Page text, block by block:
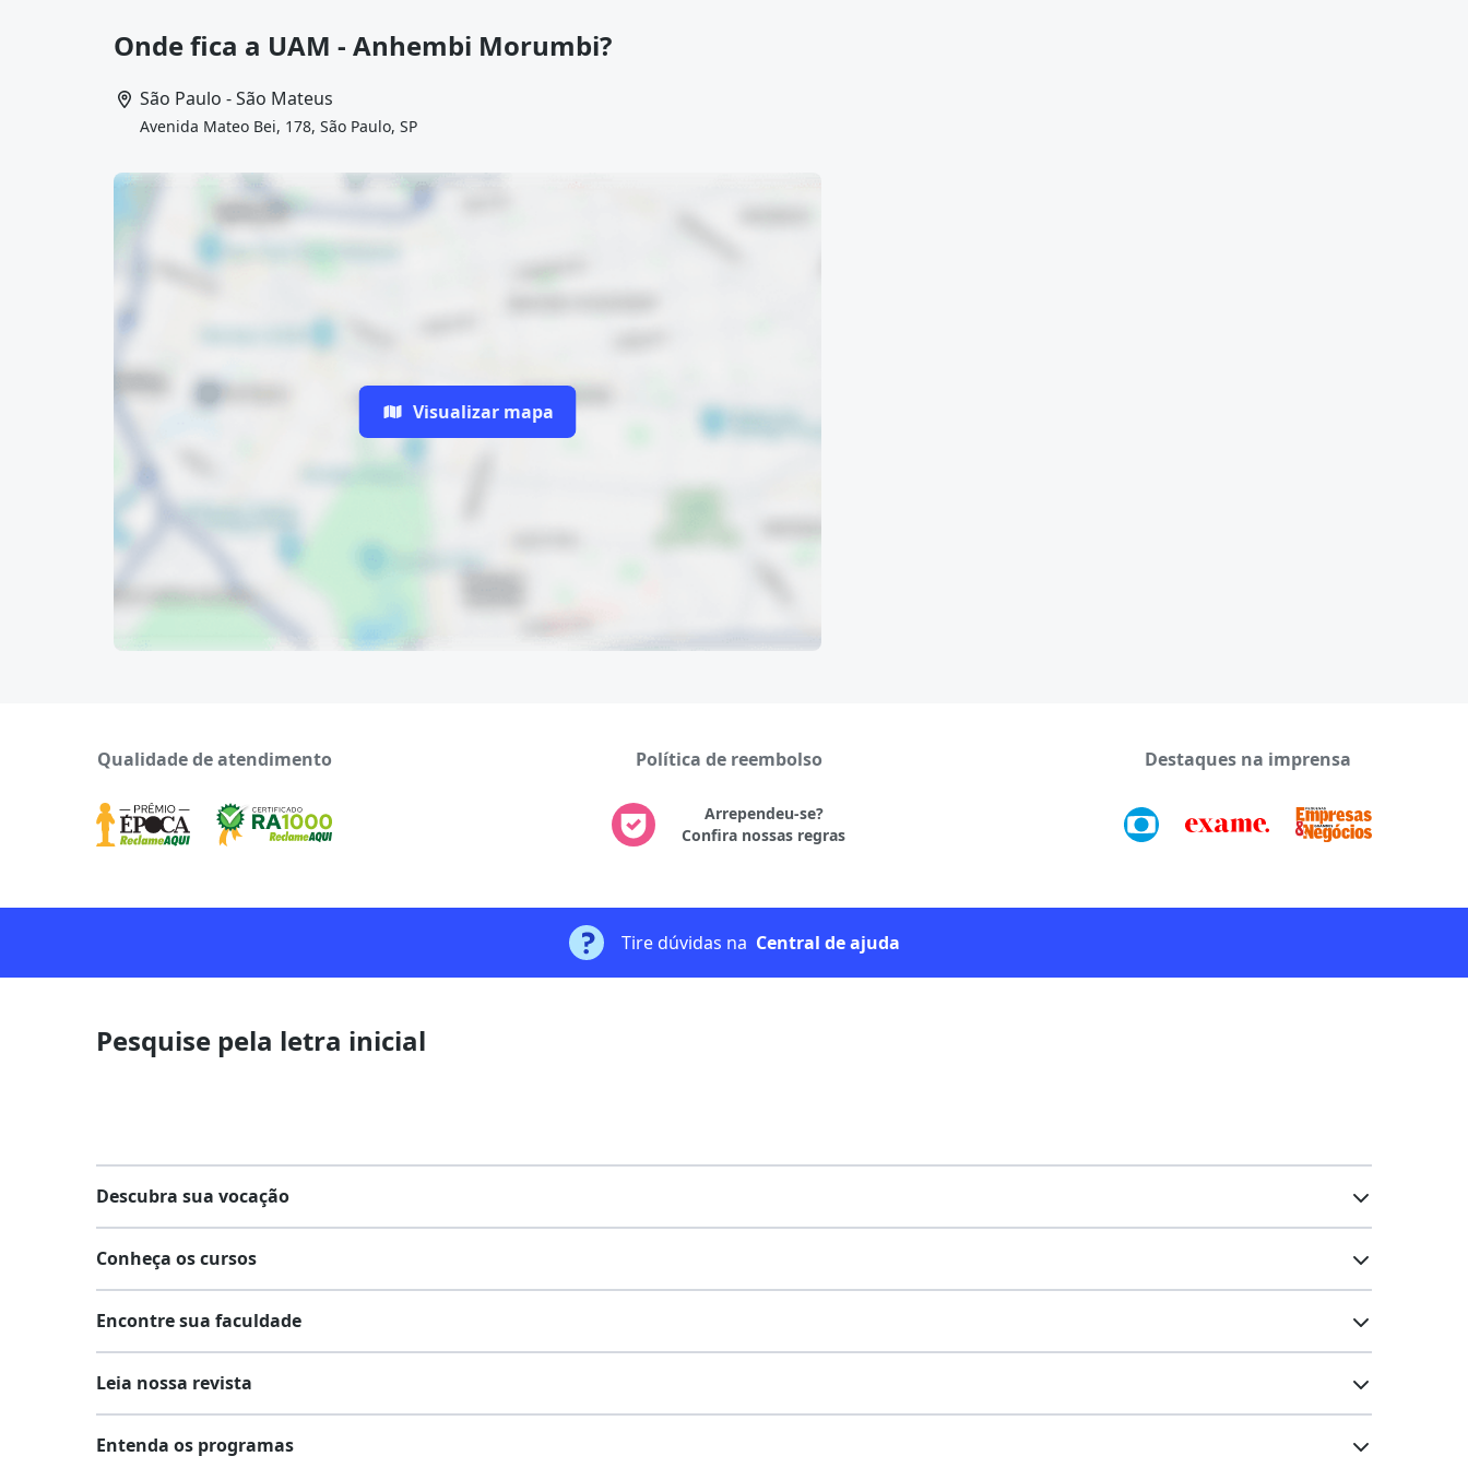
Onde fica a UAM - Anhembi Morumbi?
São Paulo - São Mateus
Avenida Mateo Bei, 178, São Paulo, SP
Visualizar mapa
Qualidade de atendimento Política de reembolso
Arrependeu-se?
Confira nossas regras
Destaques na imprensa
Tire dúvidas na Central de ajuda
Pesquise pela letra inicial
Descubra sua vocação
Lista de profissões
Conheça os cursos
Cursos de graduação
Encontre sua faculdade
Faculdades na sua cidade
Leia nossa revista
Entenda os programas